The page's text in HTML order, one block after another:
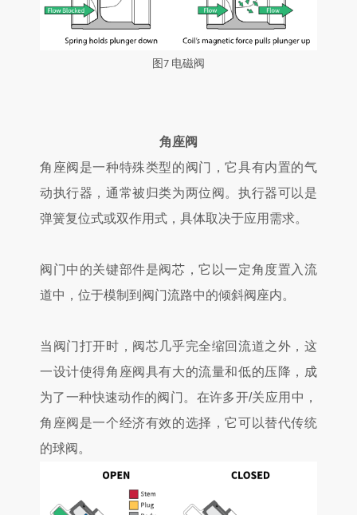
图 7 电磁阀
角座阀
角座阀是一种特殊类型的阀门，它具有内置的气
动执行器，通常被归类为两位阀。执行器可以是
弹簧复位式或双作用式，具体取决于应用需求。
阀门中的关键部件是阀芯，它以一定角度置入流
道中，位于模制到阀门流路中的倾斜阀座内。
当阀门打开时，阀芯几乎完全缩回流道之外，这
一设计使得角座阀具有大的流量和低的压降，成
为了一种快速动作的阀门。在许多开/关应用中，
角座阀是一个经济有效的选择，它可以替代传统
的球阀。